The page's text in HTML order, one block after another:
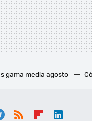
gama media agosto